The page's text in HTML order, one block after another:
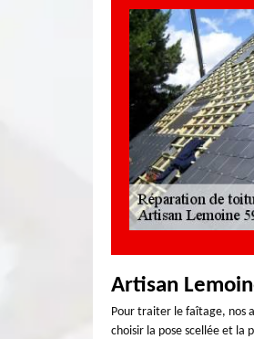
Artisan
Pour traiter le faîtage, nos
choisir la pose scellée et la